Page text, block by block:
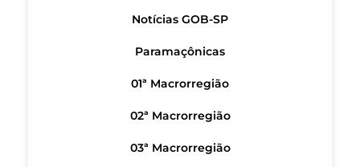
Notícias GOB-SP
Paramaçônicas
01ª Macrorregião
02ª Macrorregião
03ª Macrorregião